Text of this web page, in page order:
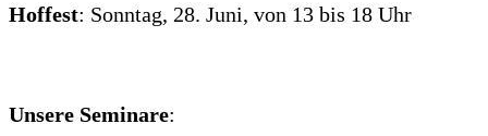
Hoffest: Sonntag, 28. Juni, von 13 bis 18 Uhr
Unsere Seminare: